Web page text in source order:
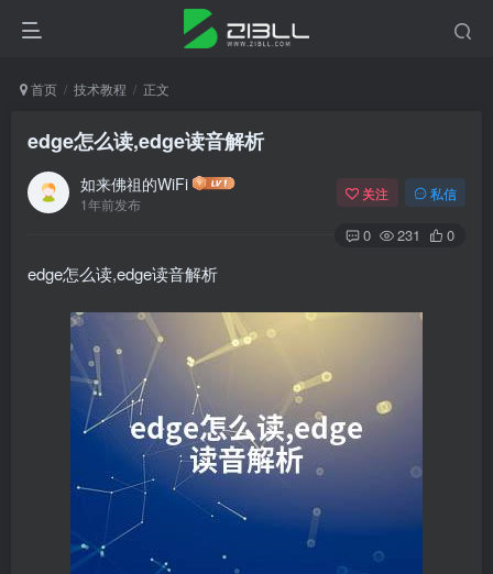
首页 技术教程 正文
edge怎么读,edge读音解析
如来佛祖的WiFi
1年前发布
关注 私信
0 231 0
edge怎么读,edge读音解析